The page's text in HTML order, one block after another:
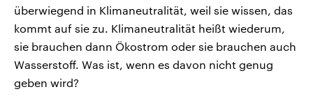
überwiegend in Klimaneutralität, weil sie wissen, das
kommt auf sie zu. Klimaneutralität heißt wiederum,
sie brauchen dann Ökostrom oder sie brauchen auch
Wasserstoff. Was ist, wenn es davon nicht genug
geben wird?